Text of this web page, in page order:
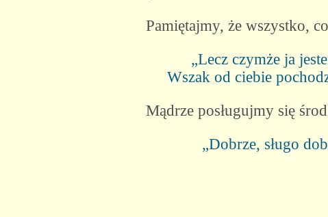
Pamiętajmy, że wszystko,
„Lecz czymże ja
Wszak od ciebie
Mądrze posługujmy się
„Dobrze, sługo